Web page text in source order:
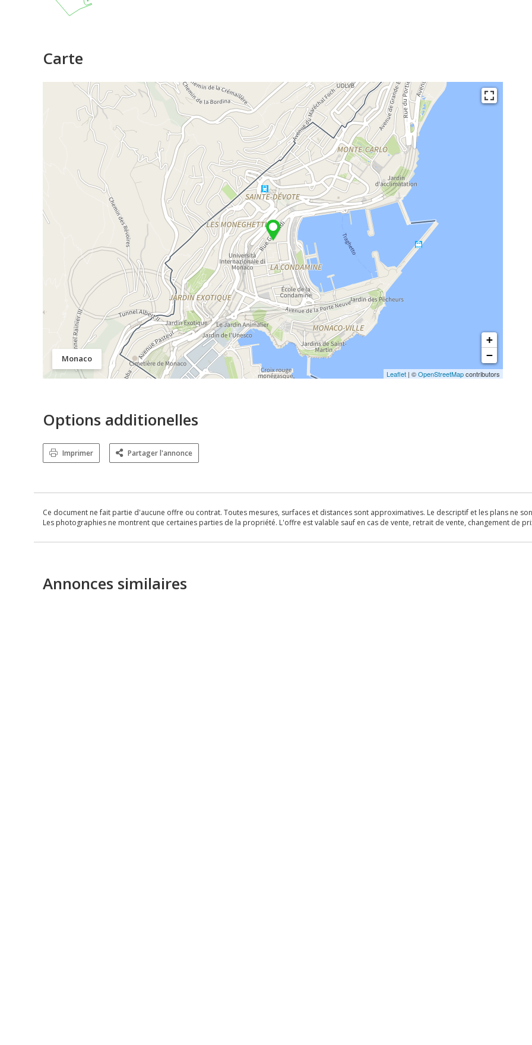
Carte
Monaco
+
−
Leaflet | ©OpenStreetMapcontributors
Options additionelles
Imprimer Partager l'annonce
Ce document ne fait partie d'aucune offre ou contrat. Toutes mesures, surfaces et distances sont approximatives. Le descriptif et les plans ne
Les photographies ne montrent que certaines parties de la propriété. L'offre est valable sauf en cas de vente, retrait de vente, changement de
Annonces similaires